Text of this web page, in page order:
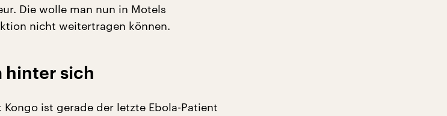
Die wolle man nun in Motels
nicht weitertragen können.
hinter sich
ist gerade der letzte Ebola-Patient